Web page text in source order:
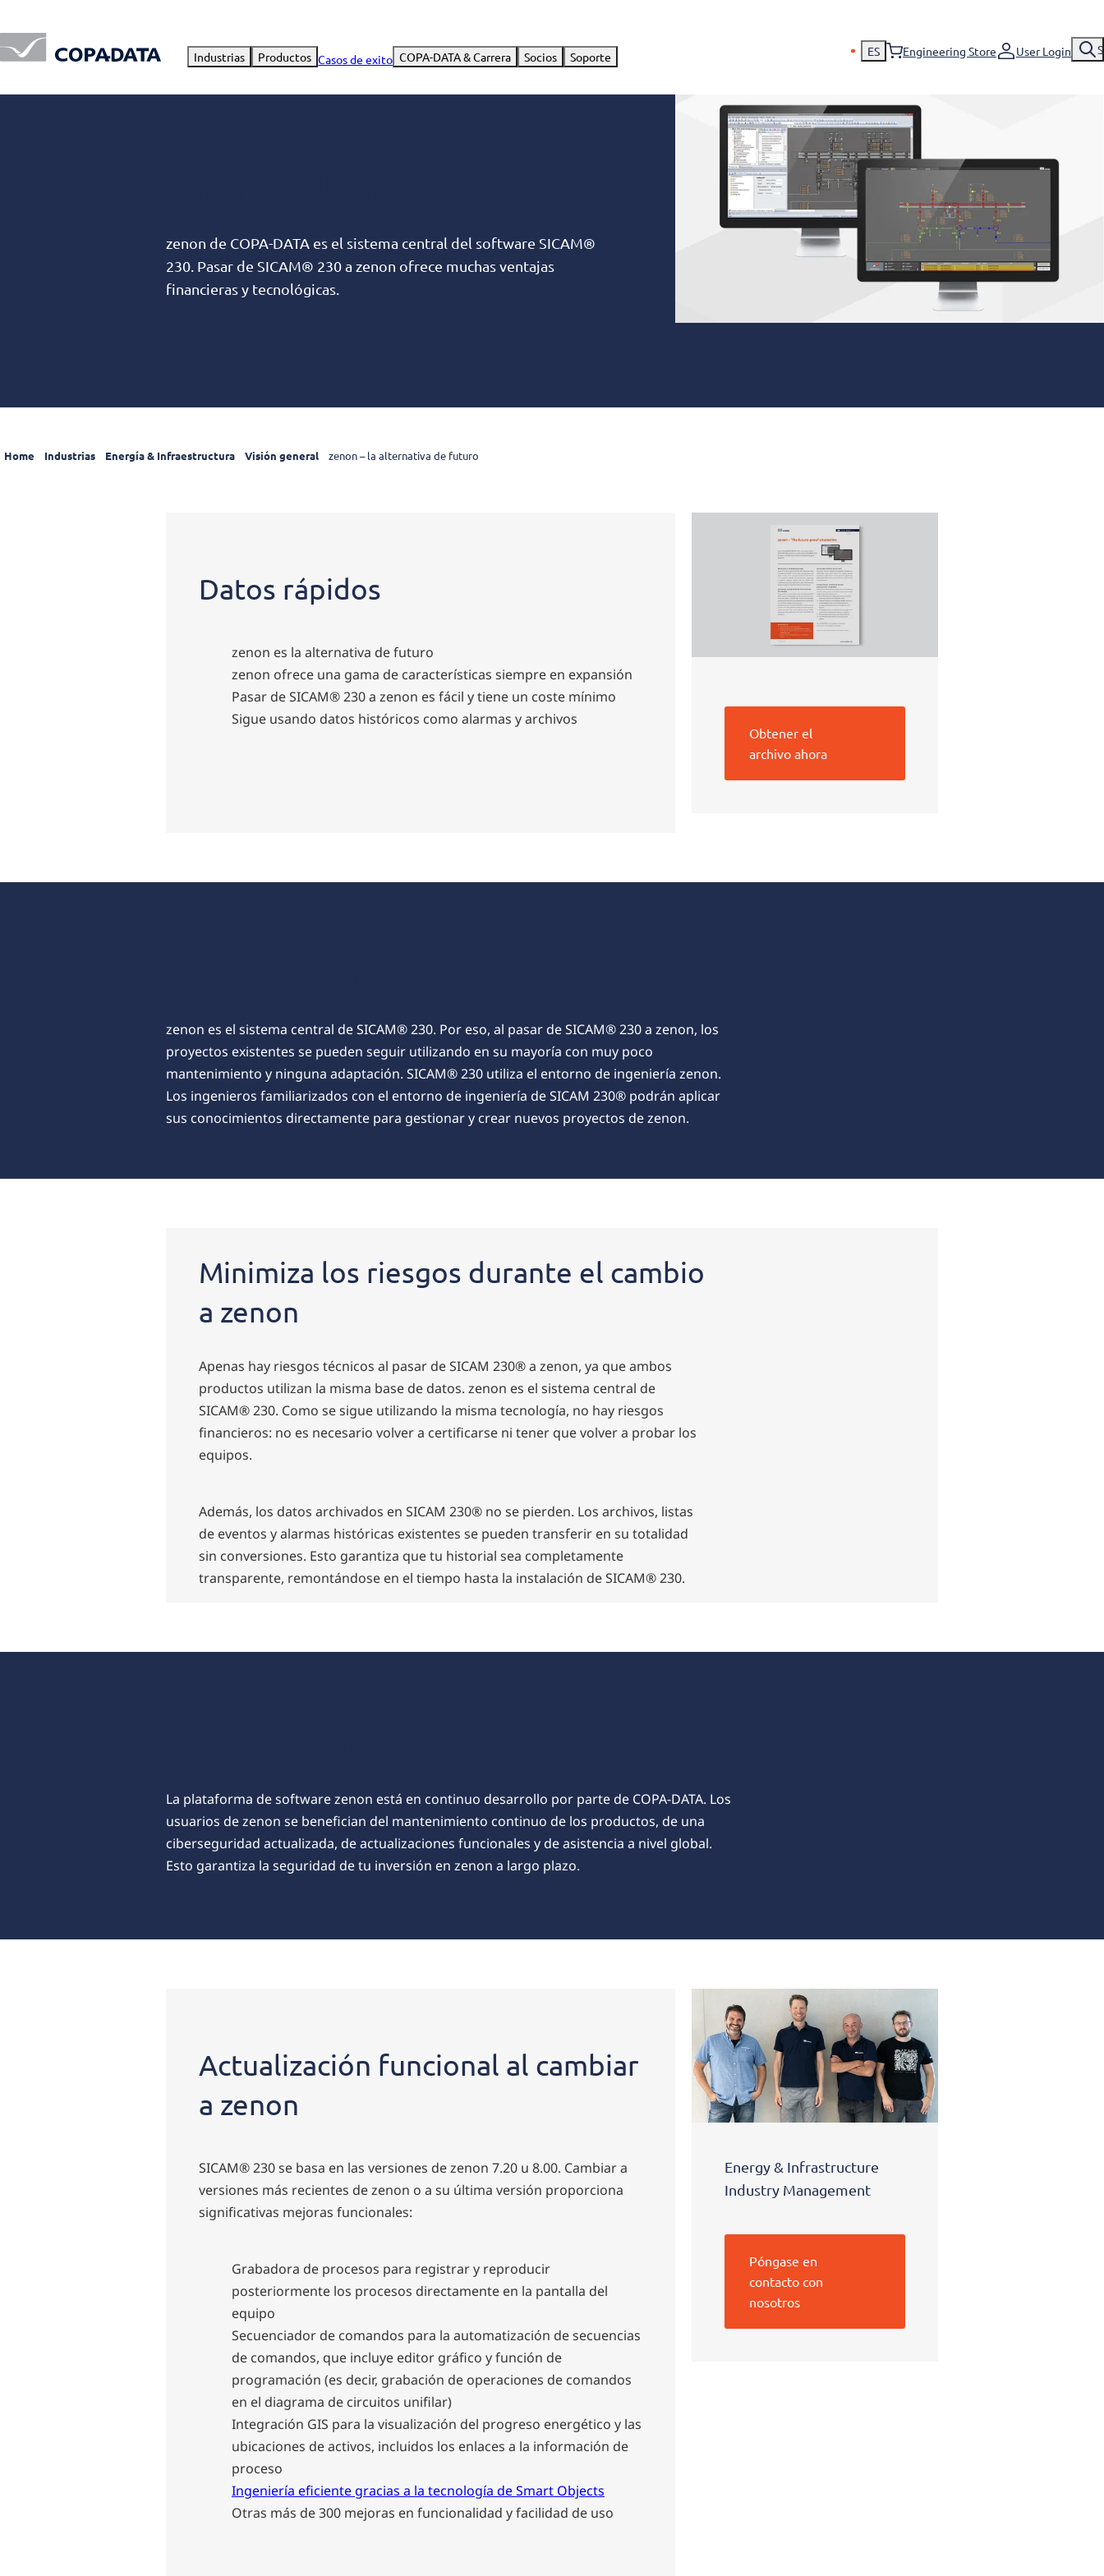
Industrias Productos Casos de exito COPA-DATA & Carrera Socios Soporte ES Engineering Store User Login
zenon de COPA-DATA es el sistema central del software SICAM®
230. Pasar de SICAM® 230 a zenon ofrece muchas ventajas
financieras y tecnológicas.
Home Industrias Energía & Infraestructura Visión general zenon – la alternativa de futuro
Datos rápidos
zenon es la alternativa de futuro
zenon ofrece una gama de características siempre en expansión
Pasar de SICAM® 230 a zenon es fácil y tiene un coste mínimo
Sigue usando datos históricos como alarmas y archivos
Obtener el
archivo ahora
zenon es el sistema central de SICAM® 230. Por eso, al pasar de SICAM® 230 a zenon, los
proyectos existentes se pueden seguir utilizando en su mayoría con muy poco
mantenimiento y ninguna adaptación. SICAM® 230 utiliza el entorno de ingeniería zenon.
Los ingenieros familiarizados con el entorno de ingeniería de SICAM 230® podrán aplicar
sus conocimientos directamente para gestionar y crear nuevos proyectos de zenon.
Minimiza los riesgos durante el cambio
a zenon
Apenas hay riesgos técnicos al pasar de SICAM 230® a zenon, ya que ambos
productos utilizan la misma base de datos. zenon es el sistema central de
SICAM® 230. Como se sigue utilizando la misma tecnología, no hay riesgos
financieros: no es necesario volver a certificarse ni tener que volver a probar los
equipos.
Además, los datos archivados en SICAM 230® no se pierden. Los archivos, listas
de eventos y alarmas históricas existentes se pueden transferir en su totalidad
sin conversiones. Esto garantiza que tu historial sea completamente
transparente, remontándose en el tiempo hasta la instalación de SICAM® 230.
La plataforma de software zenon está en continuo desarrollo por parte de COPA-DATA. Los
usuarios de zenon se benefician del mantenimiento continuo de los productos, de una
ciberseguridad actualizada, de actualizaciones funcionales y de asistencia a nivel global.
Esto garantiza la seguridad de tu inversión en zenon a largo plazo.
Actualización funcional al cambiar
a zenon
SICAM® 230 se basa en las versiones de zenon 7.20 u 8.00. Cambiar a
versiones más recientes de zenon o a su última versión proporciona
significativas mejoras funcionales:
Grabadora de procesos para registrar y reproducir
posteriormente los procesos directamente en la pantalla del
equipo
Secuenciador de comandos para la automatización de secuencias
de comandos, que incluye editor gráfico y función de
programación (es decir, grabación de operaciones de comandos
en el diagrama de circuitos unifilar)
Integración GIS para la visualización del progreso energético y las
ubicaciones de activos, incluidos los enlaces a la información de
proceso
Ingeniería eficiente gracias a la tecnología de Smart Objects
Otras más de 300 mejoras en funcionalidad y facilidad de uso
Energy & Infrastructure
Industry Management
Póngase en
contacto con
nosotros